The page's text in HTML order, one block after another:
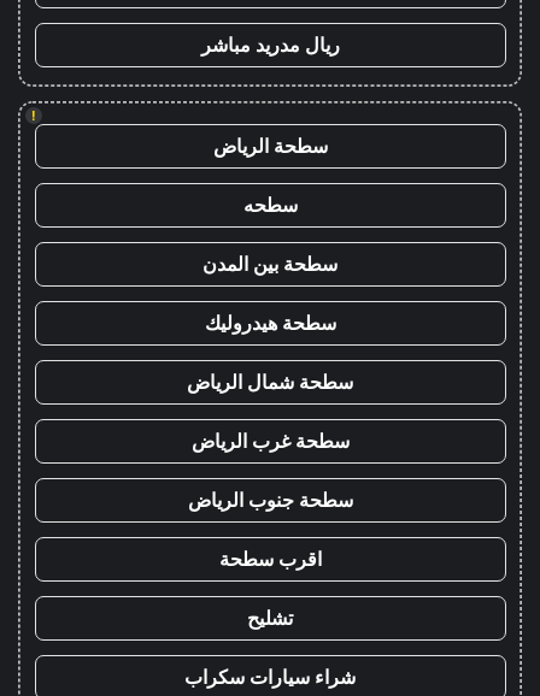
ريال مدريد مباشر
!
سطحة الرياض
سطحه
سطحة بين المدن
سطحة هيدروليك
سطحة شمال الرياض
سطحة غرب الرياض
سطحة جنوب الرياض
اقرب سطحة
تشليح
شراء سيارات سكراب